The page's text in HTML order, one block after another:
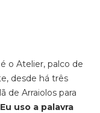
o Atelier, palco de
desde há três
de Arraiolos para
Eu uso a palavra